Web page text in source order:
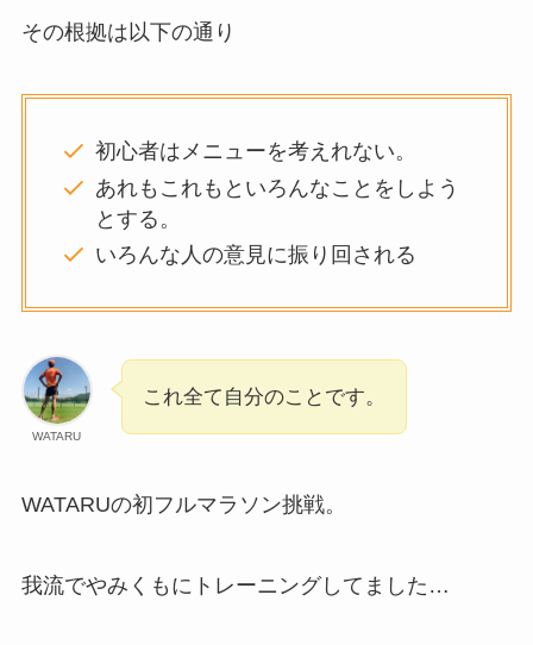
その根拠は以下の通り
初心者はメニューを考えれない。
あれもこれもといろんなことをしよう
とする。
いろんな人の意見に振り回される
WATARU
これ全て自分のことです。
WATARUの初フルマラソン挑戦。
我流でやみくもにトレーニングしてました…